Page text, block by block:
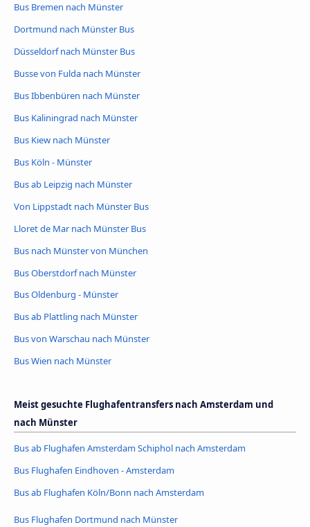
Bus Bremen nach Münster
Dortmund nach Münster Bus
Düsseldorf nach Münster Bus
Busse von Fulda nach Münster
Bus Ibbenbüren nach Münster
Bus Kaliningrad nach Münster
Bus Kiew nach Münster
Bus Köln - Münster
Bus ab Leipzig nach Münster
Von Lippstadt nach Münster Bus
Lloret de Mar nach Münster Bus
Bus nach Münster von München
Bus Oberstdorf nach Münster
Bus Oldenburg - Münster
Bus ab Plattling nach Münster
Bus von Warschau nach Münster
Bus Wien nach Münster
Meist gesuchte Flughafentransfers nach Amsterdam und
nach Münster
Bus ab Flughafen Amsterdam Schiphol nach Amsterdam
Bus Flughafen Eindhoven - Amsterdam
Bus ab Flughafen Köln/Bonn nach Amsterdam
Bus Flughafen Dortmund nach Münster